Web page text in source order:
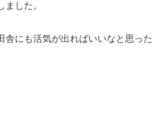
した。
にも活気が出ればいいなと思った